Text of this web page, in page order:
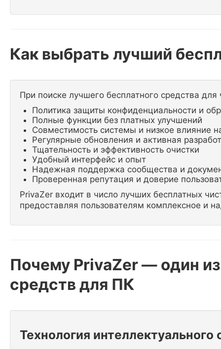
Как выбрать лучший
При поиске лучшего бесплатного средства
Политика защиты конфиденциальности и
Полные функции без платных улучшений
Совместимость системы и низкое влияние
Регулярные обновления и активная
Тщательность и эффективность очистки
Удобный интерфейс и опыт
Надежная поддержка сообщества и
Проверенная репутация и доверие
PrivaZer входит в число лучших бесплатных
предоставляя пользователям комплексное и
Почему PrivaZer — один
средств для ПК
Технология